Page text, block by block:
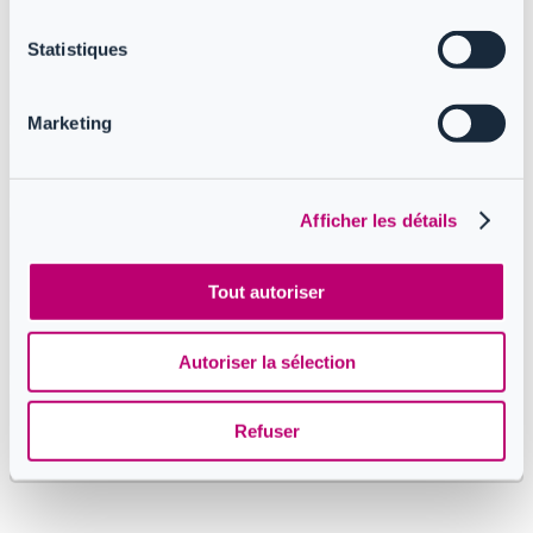
Statistiques
Marketing
Afficher les détails
Tout autoriser
Autoriser la sélection
Refuser
rapprochement
Détails des propriétés
Informations de changement et
d’erreur